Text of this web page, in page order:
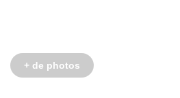
+ de photos